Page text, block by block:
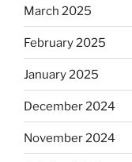
March 2025
February 2025
January 2025
December 2024
November 2024